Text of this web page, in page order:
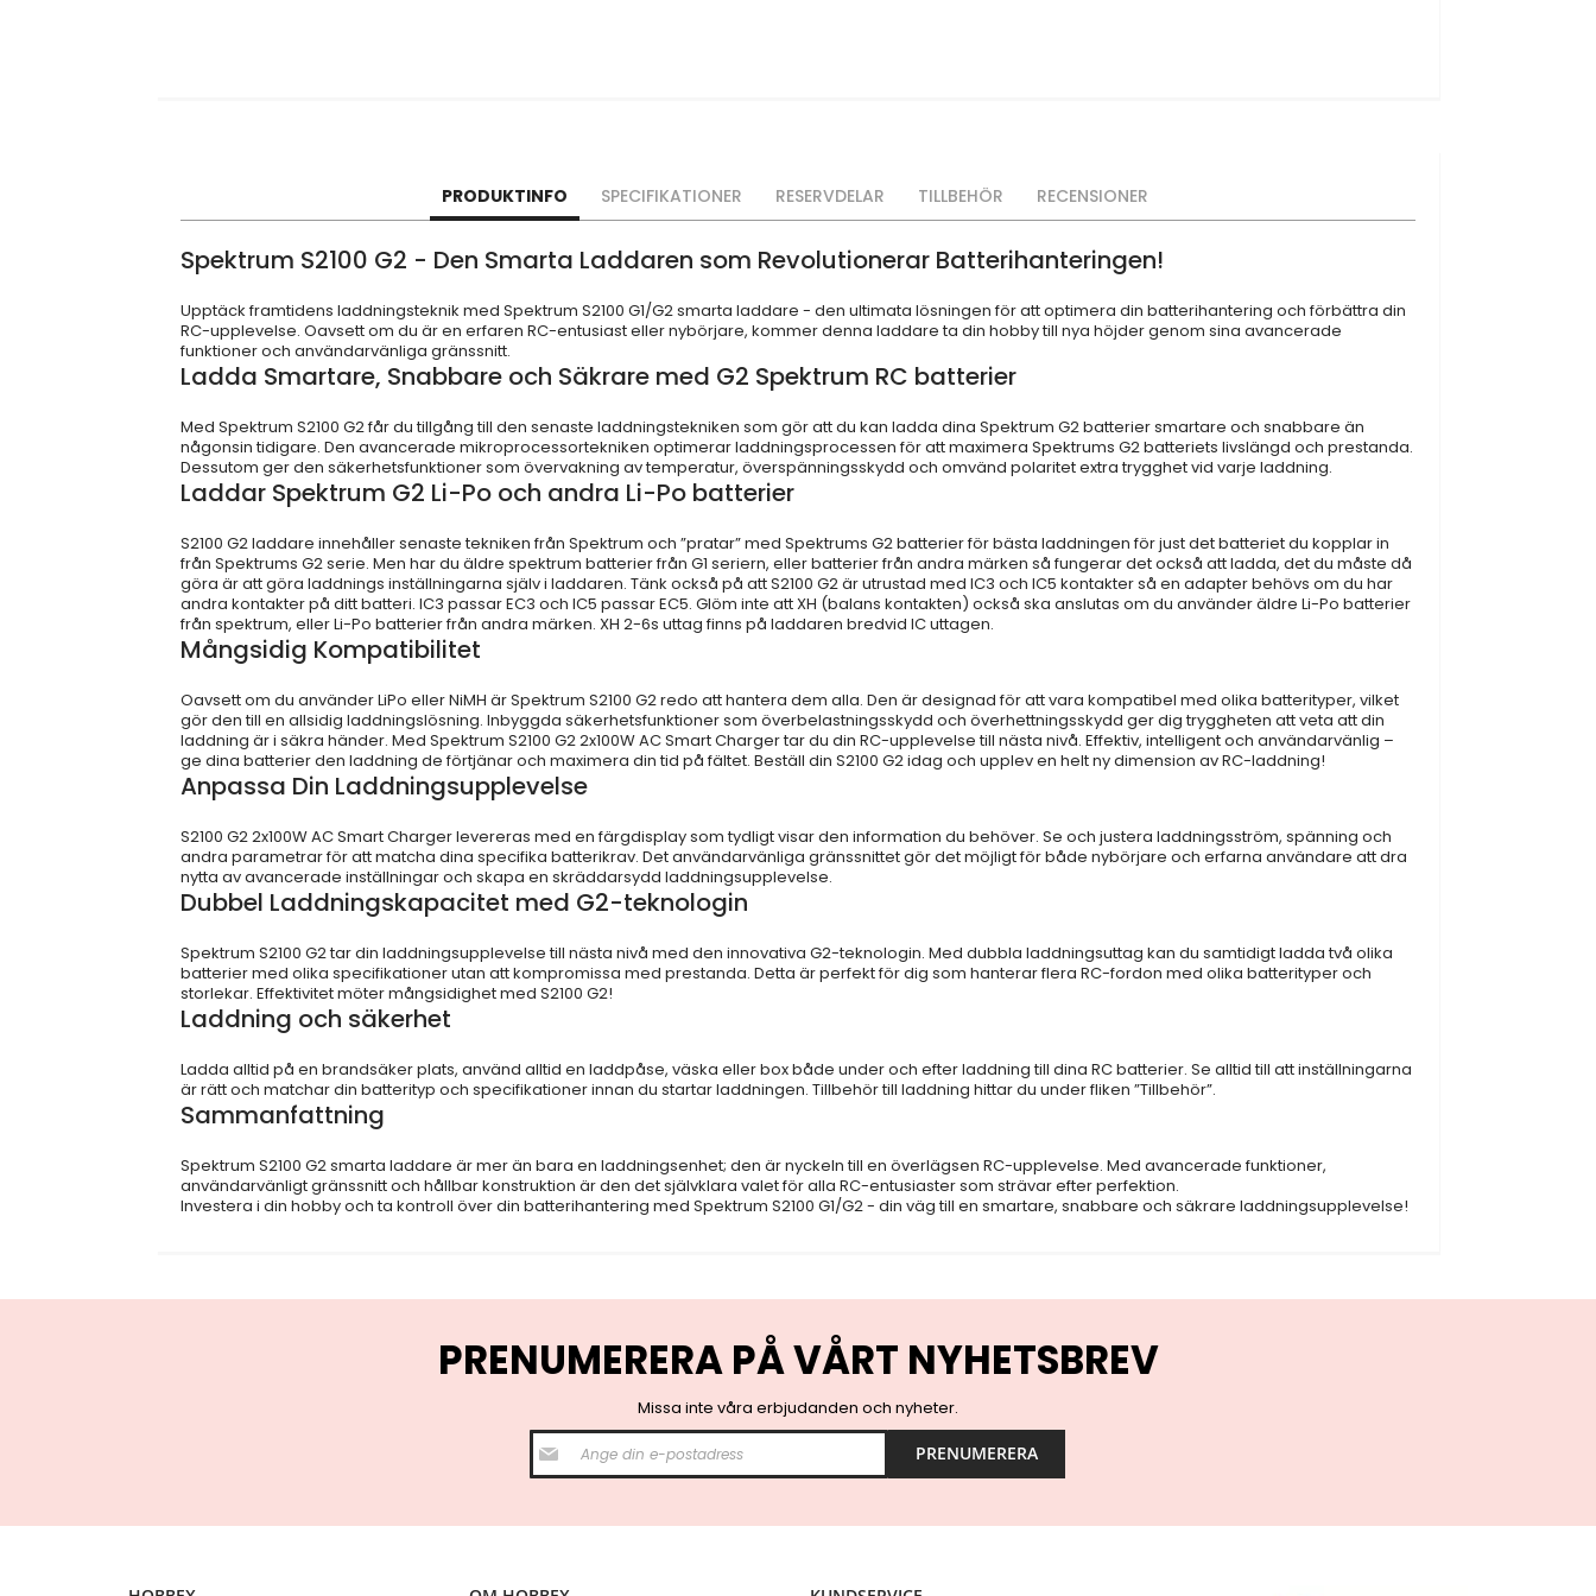
PRODUKTINFO
Spektrum S2100 G2 - Den Smarta Laddaren som Revolutionerar Batterihanteringen!
Upptäck framtidens laddningsteknik med Spektrum S2100 G1/G2 smarta laddare - den ultimata lösningen för att optimera din batterihantering och förbättra din
RC-upplevelse. Oavsett om du är en erfaren RC-entusiast eller nybörjare, kommer denna laddare ta din hobby till nya höjder genom sina avancerade
funktioner och användarvänliga gränssnitt.
Ladda Smartare, Snabbare och Säkrare med G2 Spektrum RC batterier
Med Spektrum S2100 G2 får du tillgång till den senaste laddningstekniken som gör att du kan ladda dina Spektrum G2 batterier smartare och snabbare än
någonsin tidigare. Den avancerade mikroprocessortekniken optimerar laddningsprocessen för att maximera Spektrums G2 batteriets livslängd och prestanda.
Dessutom ger den säkerhetsfunktioner som övervakning av temperatur, överspänningsskydd och omvänd polaritet extra trygghet vid varje laddning.
Laddar Spektrum G2 Li-Po och andra Li-Po batterier
S2100 G2 laddare innehåller senaste tekniken från Spektrum och ”pratar” med Spektrums G2 batterier för bästa laddningen för just det batteriet du kopplar in
från Spektrums G2 serie. Men har du äldre spektrum batterier från G1 seriern, eller batterier från andra märken så fungerar det också att ladda, det du måste då
göra är att göra laddnings inställningarna själv i laddaren. Tänk också på att S2100 G2 är utrustad med IC3 och IC5 kontakter så en adapter behövs om du har
andra kontakter på ditt batteri. IC3 passar EC3 och IC5 passar EC5. Glöm inte att XH (balans kontakten) också ska anslutas om du använder äldre Li-Po batterier
från spektrum, eller Li-Po batterier från andra märken. XH 2-6s uttag finns på laddaren bredvid IC uttagen.
Mångsidig Kompatibilitet
Oavsett om du använder LiPo eller NiMH är Spektrum S2100 G2 redo att hantera dem alla. Den är designad för att vara kompatibel med olika batterityper, vilket
gör den till en allsidig laddningslösning. Inbyggda säkerhetsfunktioner som överbelastningsskydd och överhettningsskydd ger dig tryggheten att veta att din
laddning är i säkra händer. Med Spektrum S2100 G2 2x100W AC Smart Charger tar du din RC-upplevelse till nästa nivå. Effektiv, intelligent och användarvänlig –
ge dina batterier den laddning de förtjänar och maximera din tid på fältet. Beställ din S2100 G2 idag och upplev en helt ny dimension av RC-laddning!
Anpassa Din Laddningsupplevelse
S2100 G2 2x100W AC Smart Charger levereras med en färgdisplay som tydligt visar den information du behöver. Se och justera laddningsström, spänning och
andra parametrar för att matcha dina specifika batterikrav. Det användarvänliga gränssnittet gör det möjligt för både nybörjare och erfarna användare att dra
nytta av avancerade inställningar och skapa en skräddarsydd laddningsupplevelse.
Dubbel Laddningskapacitet med G2-teknologin
Spektrum S2100 G2 tar din laddningsupplevelse till nästa nivå med den innovativa G2-teknologin. Med dubbla laddningsuttag kan du samtidigt ladda två olika
batterier med olika specifikationer utan att kompromissa med prestanda. Detta är perfekt för dig som hanterar flera RC-fordon med olika batterityper och
storlekar. Effektivitet möter mångsidighet med S2100 G2!
Laddning och säkerhet
Ladda alltid på en brandsäker plats, använd alltid en laddpåse, väska eller box både under och efter laddning till dina RC batterier. Se alltid till att inställningarna
är rätt och matchar din batterityp och specifikationer innan du startar laddningen. Tillbehör till laddning hittar du under fliken ”Tillbehör”.
Sammanfattning
Spektrum S2100 G2 smarta laddare är mer än bara en laddningsenhet; den är nyckeln till en överlägsen RC-upplevelse. Med avancerade funktioner,
användarvänligt gränssnitt och hållbar konstruktion är den det självklara valet för alla RC-entusiaster som strävar efter perfektion.
Investera i din hobby och ta kontroll över din batterihantering med Spektrum S2100 G1/G2 - din väg till en smartare, snabbare och säkrare laddningsupplevelse!
SPECIFIKATIONER RESERVDELAR TILLBEHÖR RECENSIONER
PRENUMERERA PÅ VÅRT NYHETSBREV
Missa inte våra erbjudanden och nyheter.
S
i
g
PRENUMERERA